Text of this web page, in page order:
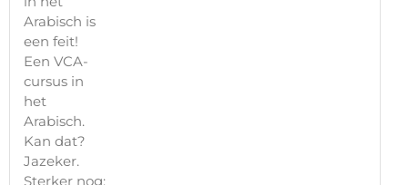
Arabisch is
een feit!
Een VCA-
cursus in
het
Arabisch.
Kan dat?
Jazeker.
Sterker nog: